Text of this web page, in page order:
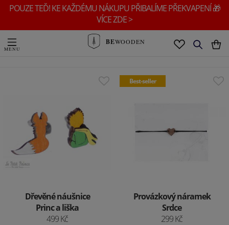
POUZE TEĎ! KE KAŽDÉMU NÁKUPU PŘIBALÍME PŘEKVAPENÍ 🎁
VÍCE ZDE >
BEWOODEN
Dřevěné náušnice
Princ a liška
499 Kč
Best-seller
Provázkový náramek
Srdce
299 Kč